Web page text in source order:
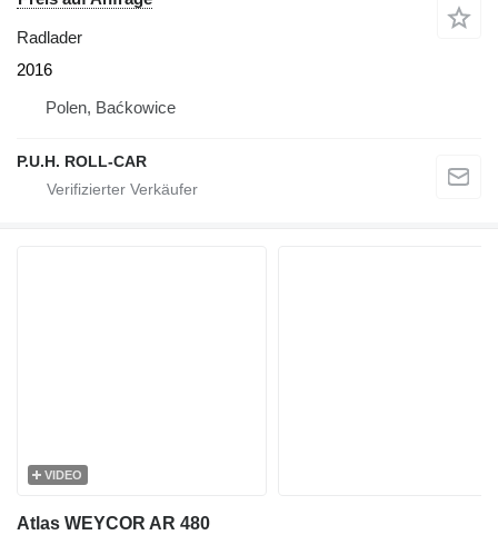
Radlader
2016
Polen, Baćkowice
P.U.H. ROLL-CAR
VIDEO
Atlas WEYCOR AR 480